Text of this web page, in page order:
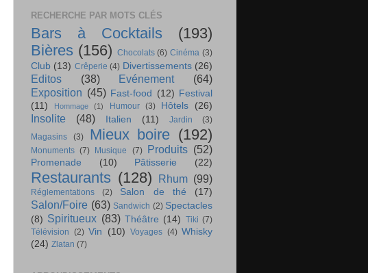
RECHERCHE PAR MOTS CLÉS
Bars à Cocktails
(193)
Bières (156) Chocolats (6) Cinéma (3)
Club (13) Crêperie (4) Divertissements (26)
Editos (38) Evénement
(64)
Exposition (45) Fast-food (12) Festival
(11)
Hommage (1) Humour (3) Hôtels (26)
Insolite (48) Italien (11) Jardin
(3)
Magasins
(3) Mieux boire (192)
Monuments (7) Musique (7) Produits (52)
Promenade (10) Pâtisserie (22)
Restaurants (128) Rhum (99)
Réglementations (2) Salon de thé (17)
Salon/Foire (63) Sandwich (2) Spectacles
(8) Spiritueux (83) Théâtre (14) Tiki (7)
Télévision (2) Vin (10) Voyages (4) Whisky
(24) Zlatan (7)